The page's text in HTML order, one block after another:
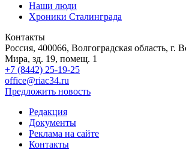
Наши люди
Хроники Сталинграда
Контакты
Россия, 400066, Волгоградская область, г.
Мира, зд. 19, помещ. 1
+7 (8442) 25-19-25
office@riac34.ru
Предложить новость
Редакция
Документы
Реклама на сайте
Контакты